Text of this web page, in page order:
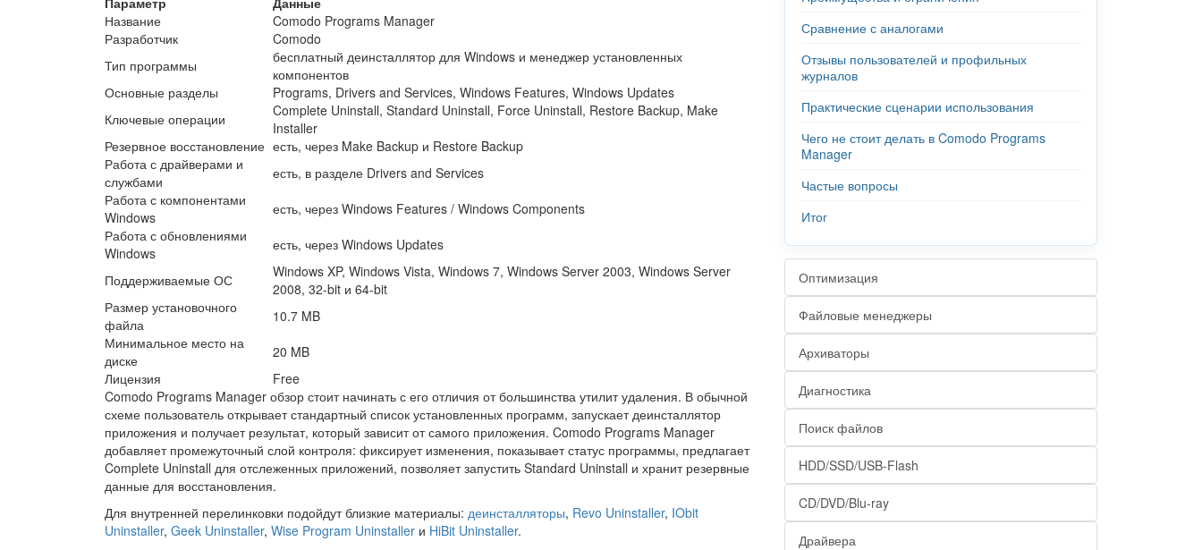
Название
Comodo Programs Manager
Разработчик
Comodo
Тип программы
бесплатный деинсталлятор для Windows и менеджер установленных
компонентов
Основные разделы
Programs, Drivers and Services, Windows Features, Windows Updates
Ключевые операции
Complete Uninstall, Standard Uninstall, Force Uninstall, Restore Backup, Make
Installer
Резервное восстановление есть, через Make Backup и Restore Backup
Работа с драйверами и
службами
есть, в разделе Drivers and Services
Работа с компонентами
Windows
есть, через Windows Features / Windows Components
Работа с обновлениями
Windows
есть, через Windows Updates
Поддерживаемые ОС
Windows XP, Windows Vista, Windows 7, Windows Server 2003, Windows Server
2008, 32-bit и 64-bit
Размер установочного
файла
10.7 MB
Минимальное место на
диске
20 MB
Лицензия
Free
Comodo Programs Manager обзор стоит начинать с его отличия от большинства утилит удаления. В обычной
схеме пользователь открывает стандартный список установленных программ, запускает деинсталлятор
приложения и получает результат, который зависит от самого приложения. Comodo Programs Manager
добавляет промежуточный слой контроля: фиксирует изменения, показывает статус программы, предлагает
Complete Uninstall для отслеженных приложений, позволяет запустить Standard Uninstall и хранит резервные
данные для восстановления.
Для внутренней перелинковки подойдут близкие материалы: деинсталляторы, Revo Uninstaller, IObit
Uninstaller, Geek Uninstaller, Wise Program Uninstaller и HiBit Uninstaller.
Сравнение с аналогами
Отзывы пользователей и профильных
журналов
Практические сценарии использования
Чего не стоит делать в Comodo Programs
Manager
Частые вопросы
Итог
Оптимизация
Файловые менеджеры
Архиваторы
Диагностика
Поиск файлов
HDD/SSD/USB-Flash
CD/DVD/Blu-ray
Драйвера